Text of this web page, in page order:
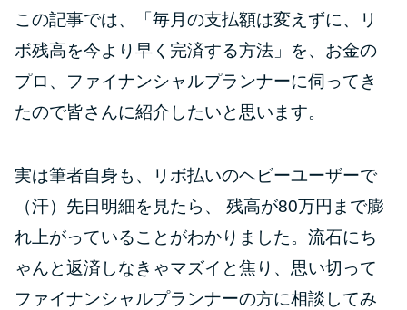
特集ページ一覧
種類や特徴で探す
無利息期間を利用して利息0円で
お金を借りる3つのポイント
種類・特徴別一覧
この記事では、「毎月の支払額は変えずに、リ
ボ残高を今より早く完済する方法」を、お金の
プロ、ファイナンシャルプランナーに伺ってき
たので皆さんに紹介したいと思います。
実は筆者自身も、リボ払いのヘビーユーザーで
（汗）先日明細を見たら、 残高が80万円まで膨
れ上がっていることがわかりました。流石にち
ゃんと返済しなきゃマズイと焦り、思い切って
ファイナンシャルプランナーの方に相談してみ